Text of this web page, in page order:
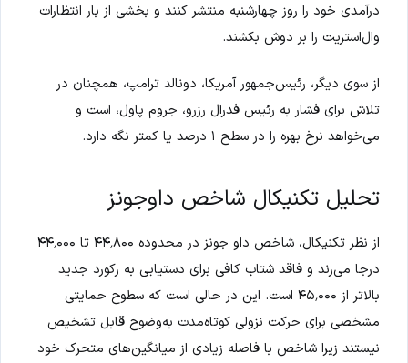
درآمدی خود را روز چهارشنبه منتشر کنند و بخشی از بار انتظارات
وال‌استریت را بر دوش بکشند.
از سوی دیگر، رئیس‌جمهور آمریکا، دونالد ترامپ، همچنان در
تلاش برای فشار به رئیس فدرال رزرو، جروم پاول، است و
می‌خواهد نرخ بهره را در سطح ۱ درصد یا کمتر نگه دارد.
تحلیل تکنیکال شاخص داوجونز
از نظر تکنیکال، شاخص داو جونز در محدوده ۴۴٬۸۰۰ تا ۴۴٬۰۰۰
درجا می‌زند و فاقد شتاب کافی برای دستیابی به رکورد جدید
بالاتر از ۴۵٬۰۰۰ است. این در حالی است که سطوح حمایتی
مشخصی برای حرکت نزولی کوتاه‌مدت به‌وضوح قابل تشخیص
نیستند زیرا شاخص با فاصله زیادی از میانگین‌های متحرک خود